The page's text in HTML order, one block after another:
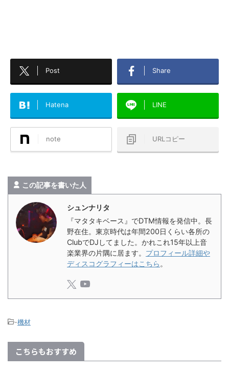
Post Share
Hatena LINE
note URLコピー
この記事を書いた人
シュンナリタ
『マタタキベース』でDTM情報を発信中。長
野在住。東京時代は年間200日くらい各所の
ClubでDJしてました。かれこれ15年以上音
楽業界の片隅に居ます。 プロフィール詳細や
ディスコグラフィーはこちら 。
-機材
こちらもおすすめ